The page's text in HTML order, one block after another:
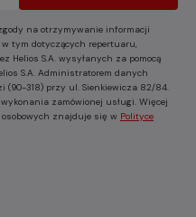
na otrzymywanie informacji
tym dotyczących repertuaru,
Helios S.A. wysyłanych za pomocą
S.A. Administratorem danych
(90-318) przy ul. Sienkiewicza 82/84.
zamówionej usługi. Więcej
znajduje się w Polityce